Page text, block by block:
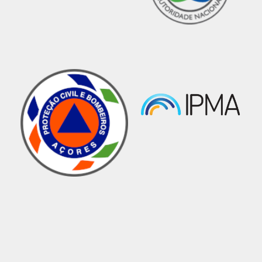
A implementação desta formação ocorreu ao
abrigo de uma candidatura aprovada ao